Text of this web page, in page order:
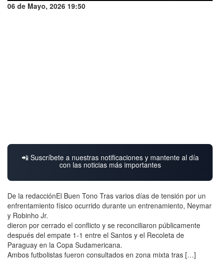
06 de Mayo, 2026 19:50
📲 Suscríbete a nuestras notificaciones y mantente al día
con las noticias más importantes
De la redacciónEl Buen Tono Tras varios días de tensión por un
enfrentamiento físico ocurrido durante un entrenamiento, Neymar
y Robinho Jr.
dieron por cerrado el conflicto y se reconciliaron públicamente
después del empate 1-1 entre el Santos y el Recoleta de
Paraguay en la Copa Sudamericana.
Ambos futbolistas fueron consultados en zona mixta tras […]